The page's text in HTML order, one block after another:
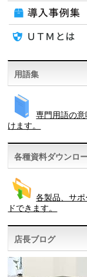
用語集
専門用語の
けます。
各種資料ダウンロ
各製品、サ
ドできます。
店長ブログ